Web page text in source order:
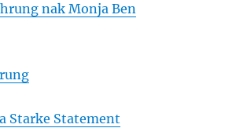
nak Monja Ben
Starke Statement